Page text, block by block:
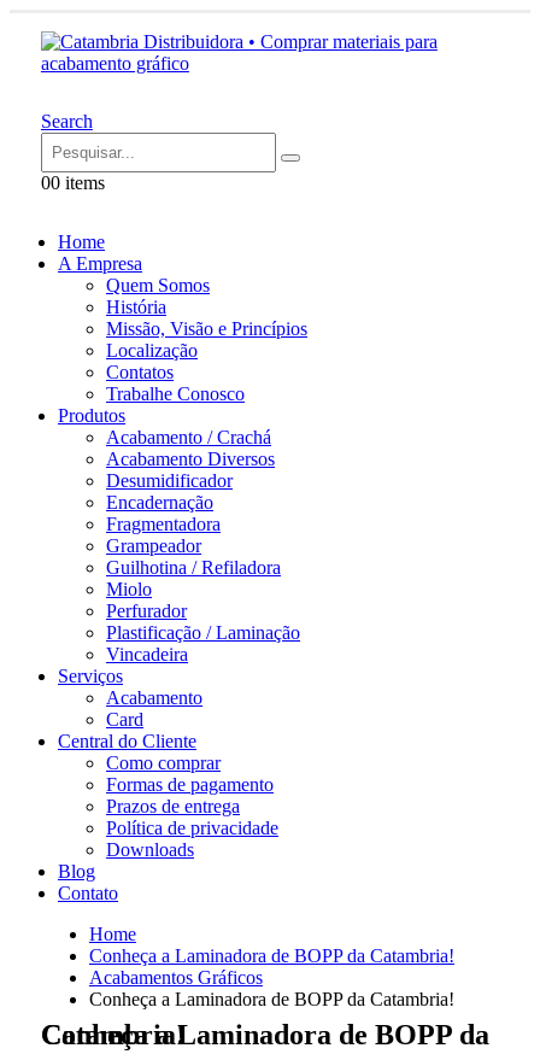
Search
00 items
Home
A Empresa
Quem Somos
História
Missão, Visão e Princípios
Localização
Contatos
Trabalhe Conosco
Produtos
Acabamento / Crachá
Acabamento Diversos
Desumidificador
Encadernação
Fragmentadora
Grampeador
Guilhotina / Refiladora
Miolo
Perfurador
Plastificação / Laminação
Vincadeira
Serviços
Acabamento
Card
Central do Cliente
Como comprar
Formas de pagamento
Prazos de entrega
Política de privacidade
Downloads
Blog
Contato
Home
Conheça a Laminadora de BOPP da Catambria!
Acabamentos Gráficos
Conheça a Laminadora de BOPP da Catambria!
Conheça a Laminadora de BOPP da Catambria!